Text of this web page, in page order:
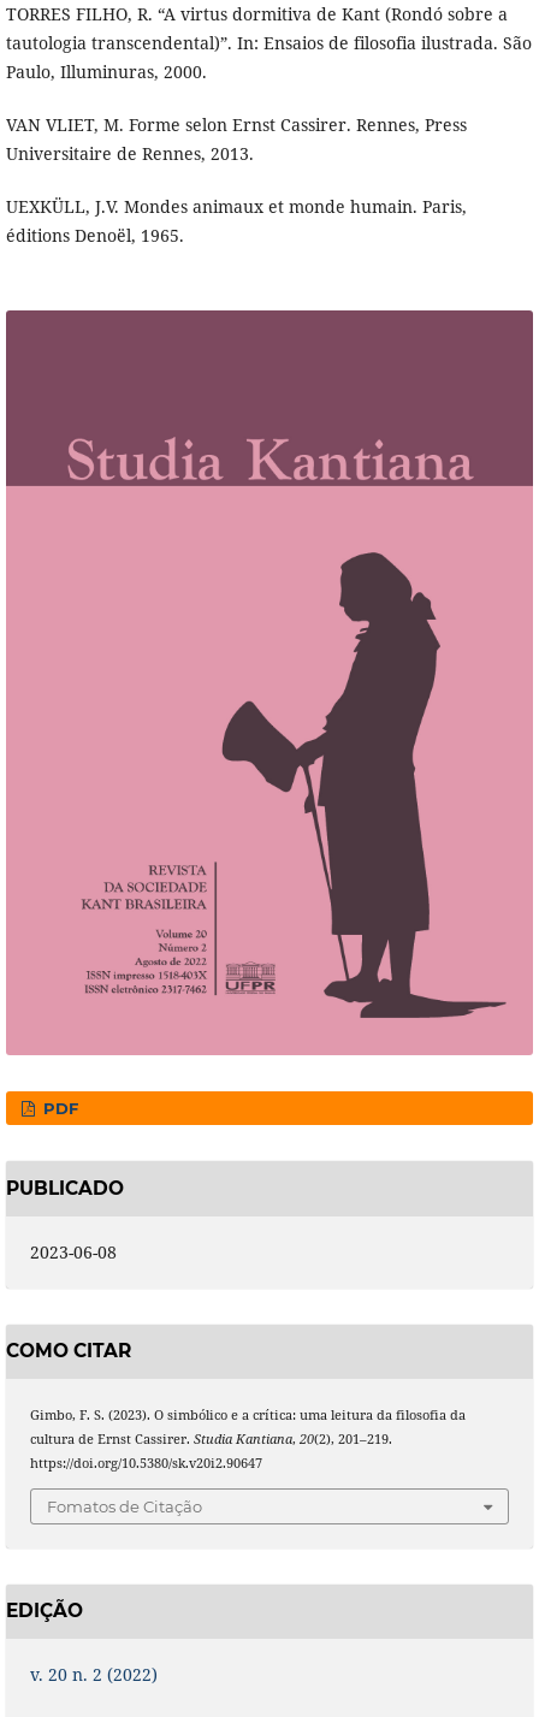
TORRES FILHO, R. “A virtus dormitiva de Kant (Rondó sobre a
tautologia transcendental)”. In: Ensaios de filosofia ilustrada. São
Paulo, Illuminuras, 2000.
VAN VLIET, M. Forme selon Ernst Cassirer. Rennes, Press
Universitaire de Rennes, 2013.
UEXKÜLL, J.V. Mondes animaux et monde humain. Paris,
éditions Denoël, 1965.
PDF
PUBLICADO
2023-06-08
COMO CITAR
Gimbo, F. S. (2023). O simbólico e a crítica: uma leitura da filosofia da
cultura de Ernst Cassirer. Studia Kantiana, 20(2), 201–219.
https://doi.org/10.5380/sk.v20i2.90647
Fomatos de Citação
EDIÇÃO
v. 20 n. 2 (2022)